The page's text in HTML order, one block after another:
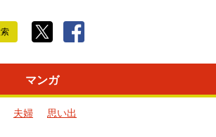
マンガ
夫婦
思い出